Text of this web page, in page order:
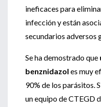
ineficaces para
infección y están
secundarios adversos
Se ha demostrado que
benznidazol es muy
90% de los parásitos.
un equipo de CTEGD